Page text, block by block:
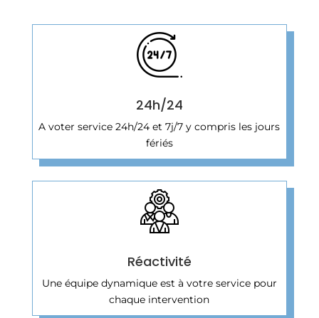
24h/24
A voter service 24h/24 et 7j/7 y compris les jours
fériés
Réactivité
Une équipe dynamique est à votre service pour
chaque intervention